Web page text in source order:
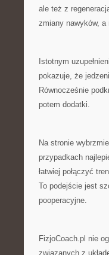
ale też z
zmiany nawyków, a
Istotnym
pokazuje, że
Równocześnie
potem dodatki.
Na stronie
przypadkach
łatwiej połączyć
To podejście jest
pooperacyjne.
FizjoCoach.pl nie
związanych z